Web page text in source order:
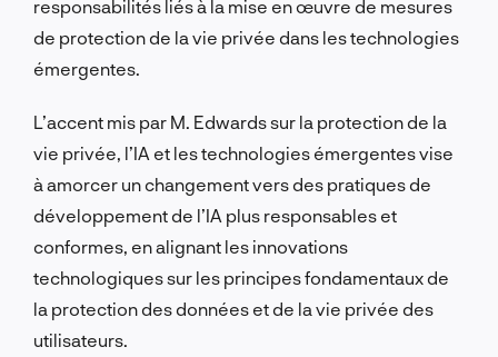
responsabilités liés à la mise en œuvre de mesures
de protection de la vie privée dans les technologies
émergentes.
L’accent mis par M. Edwards sur la protection de la
vie privée, l’IA et les technologies émergentes vise
à amorcer un changement vers des pratiques de
développement de l’IA plus responsables et
conformes, en alignant les innovations
technologiques sur les principes fondamentaux de
la protection des données et de la vie privée des
utilisateurs.